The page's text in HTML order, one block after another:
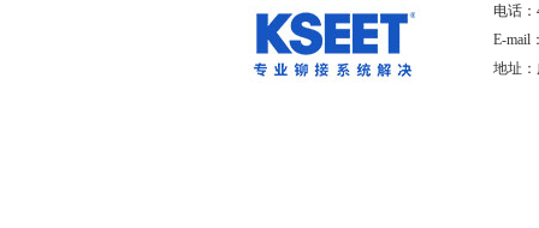
电话：
E-
地址：